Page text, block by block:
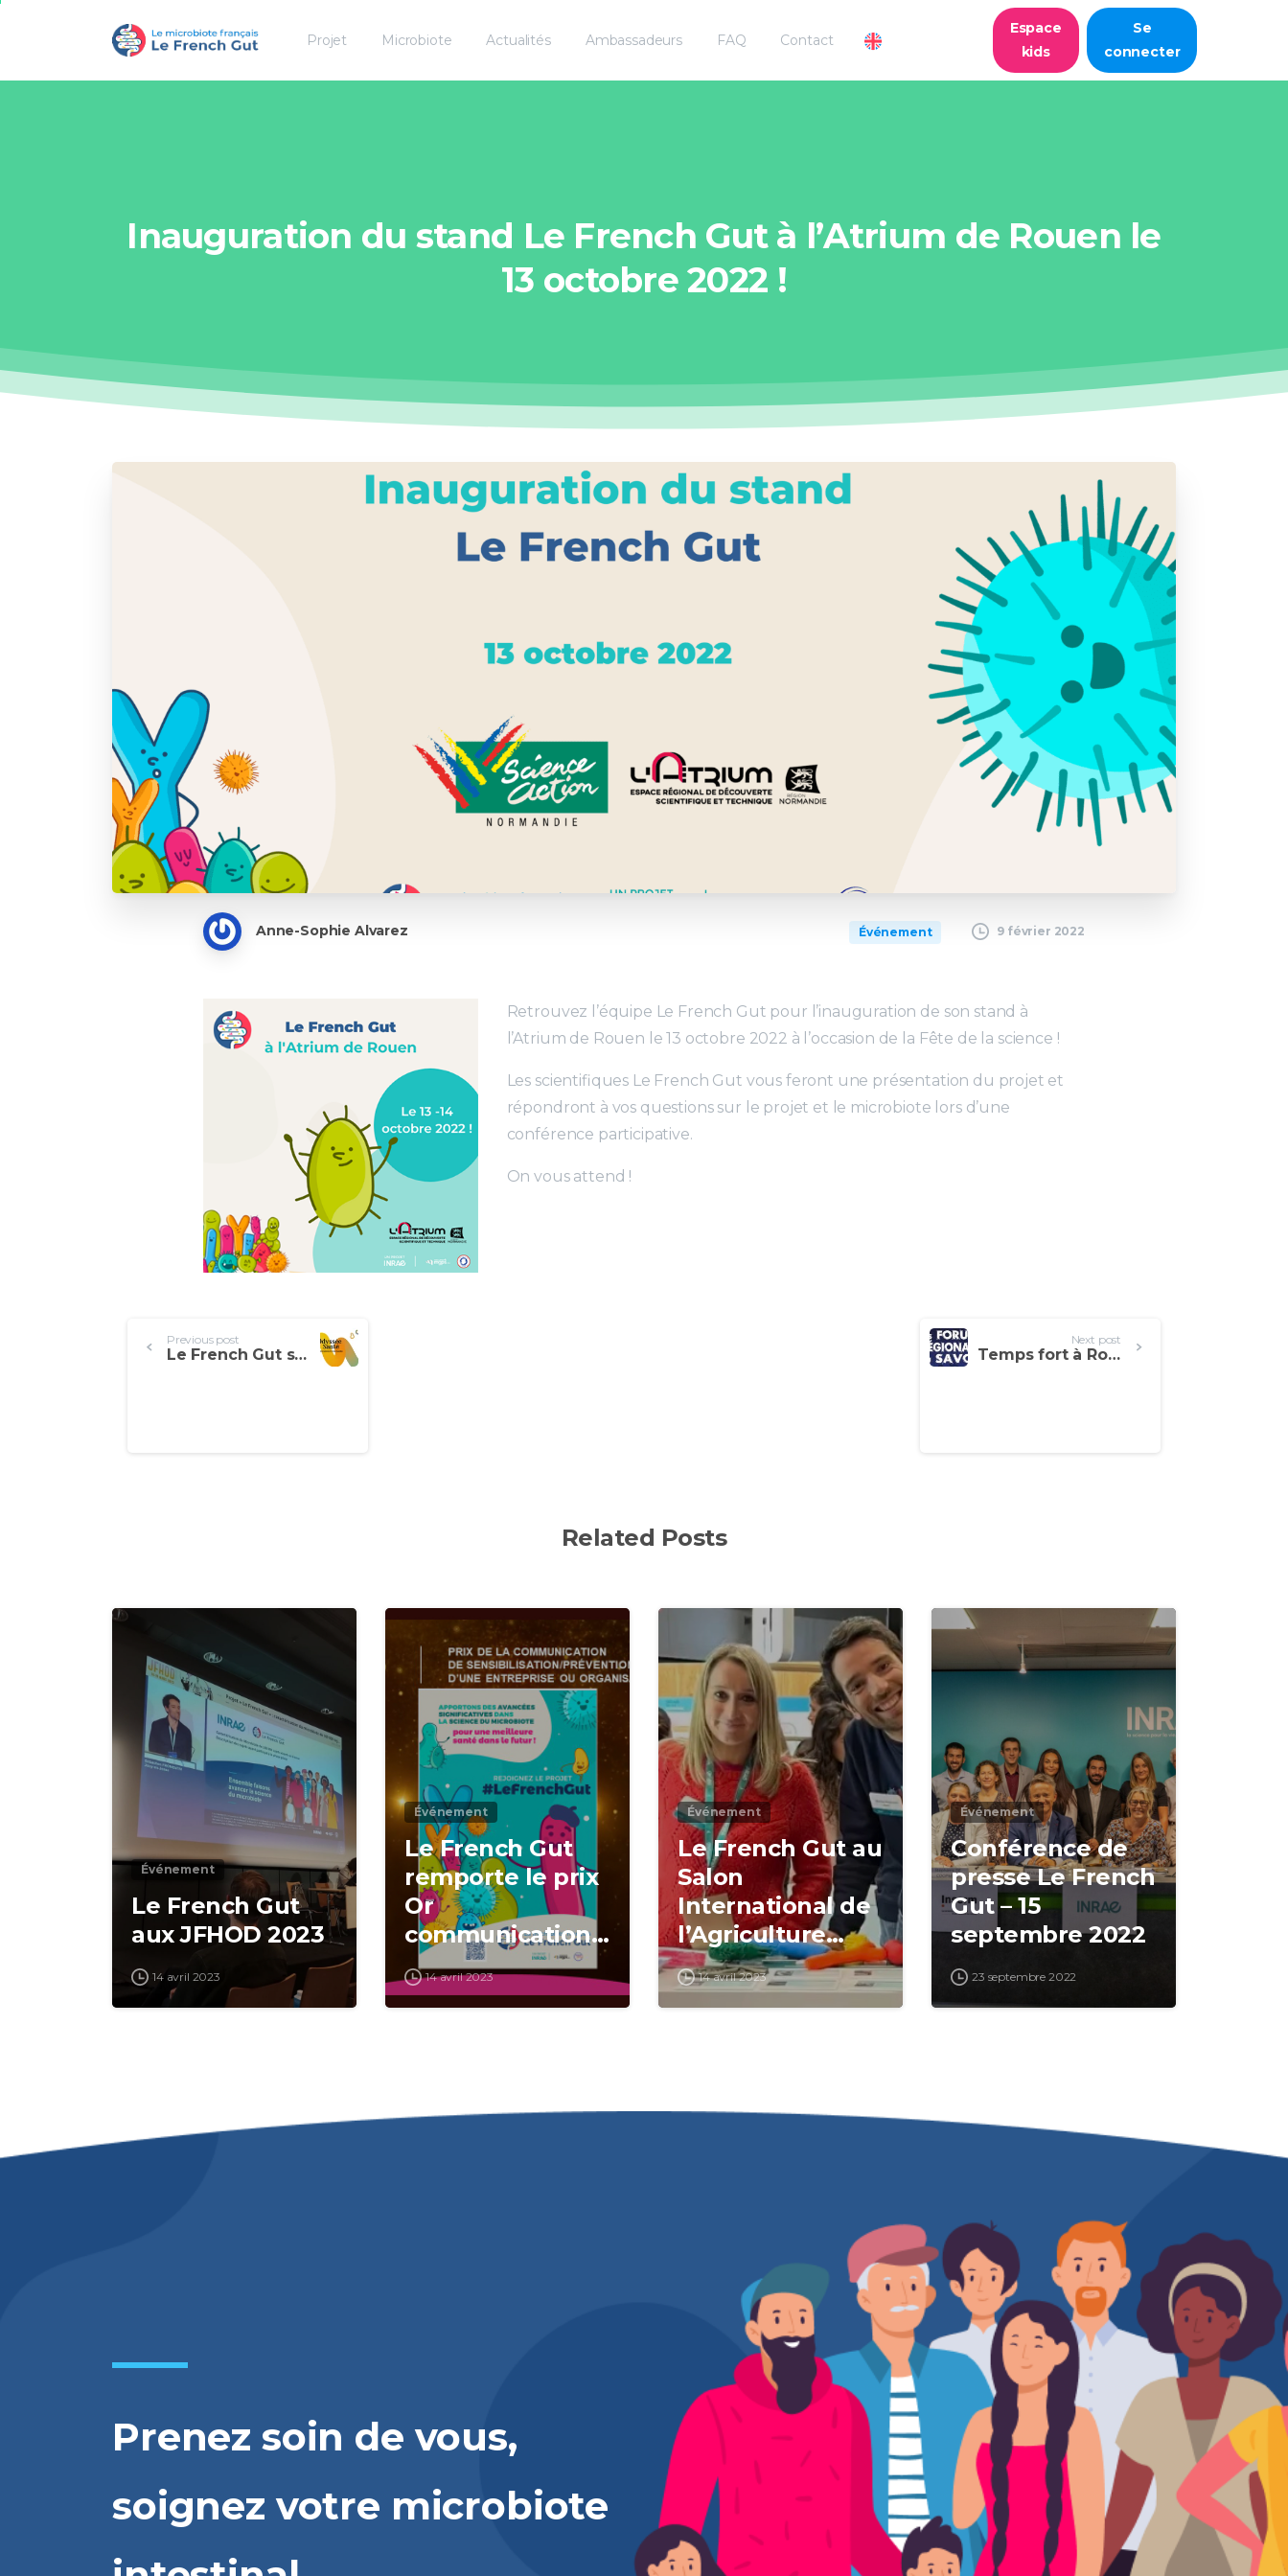
Projet Microbiote Actualités Ambassadeurs FAQ Contact
Espace
kids
Se
connecter
Inauguration du stand Le French Gut à l’Atrium de Rouen le
13 octobre 2022 !
Anne-Sophie Alvarez Événement 9 février 2022
Retrouvez l’équipe Le French Gut pour l’inauguration de son stand à
l’Atrium de Rouen le 13 octobre 2022 à l’occasion de la Fête de la science !
Les scientifiques Le French Gut vous feront une présentation du projet et
répondront à vos questions sur le projet et le microbiote lors d’une
conférence participative.
On vous attend !
Continue
Previous post
Le French Gut sera à l’exposition Microbiote d’après « le Charme discret de l’intestin » de retour en France en 2022
Next post
Temps fort à Rouen auprès du public scolaire et du grand public à l’occasion de la venue de Joël Doré au Forum du Savoir du 29 Septembre 2022
Related Posts
Événement
Le French Gut
aux JFHOD 2023
14 avril 2023
Événement
Le French Gut
remporte le prix
Or
communication
sensibilisation /
prevention santé
Santé
14 avril 2023
Événement
Le French Gut au
Salon
International de
l’Agriculture
2023
14 avril 2023
Événement
Conférence de
presse Le French
Gut – 15
septembre 2022
23 septembre 2022
Prenez soin de vous,
soignez votre microbiote